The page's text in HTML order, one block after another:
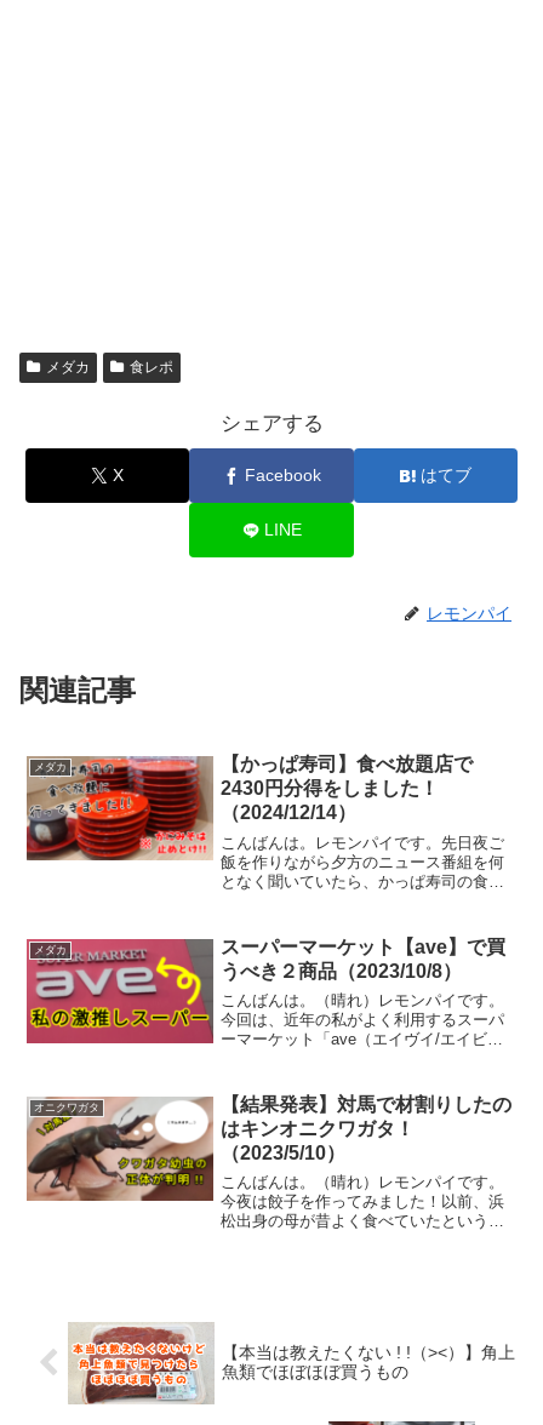
メダカ 食レポ
シェアする
X Facebook はてブ
LINE
レモンパイ
関連記事
メダカ
【かっぱ寿司】食べ放題店で
2430円分得をしました！
（2024/12/14）
こんばんは。レモンパイです。先日夜ご
飯を作りながら夕方のニュース番組を何
となく聞いていたら、かっぱ寿司の食べ
してきたことから、今回はその感想につ
いてご紹介します。一番食...
メダカ
スーパーマーケット【ave】で買
うべき２商品（2023/10/8）
こんばんは。（晴れ）レモンパイです。
今回は、近年の私がよく利用するスーパ
ーマーケット「ave（エイヴイ/エイビ
事の延長です。まず「ave」は横須賀発祥
であり、横須賀...
オニクワガタ
【結果発表】対馬で材割りしたの
はキンオニクワガタ！
（2023/5/10）
こんばんは。（晴れ）レモンパイです。
今夜は餃子を作ってみました！以前、浜
松出身の母が昔よく食べていたという浜
【本当は教えたくない ! !（><）】角上
魚類でほぼほぼ買うもの